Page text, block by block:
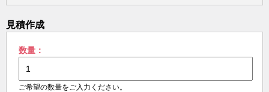
見積作成
数量：
ご希望の数量をご入力ください。